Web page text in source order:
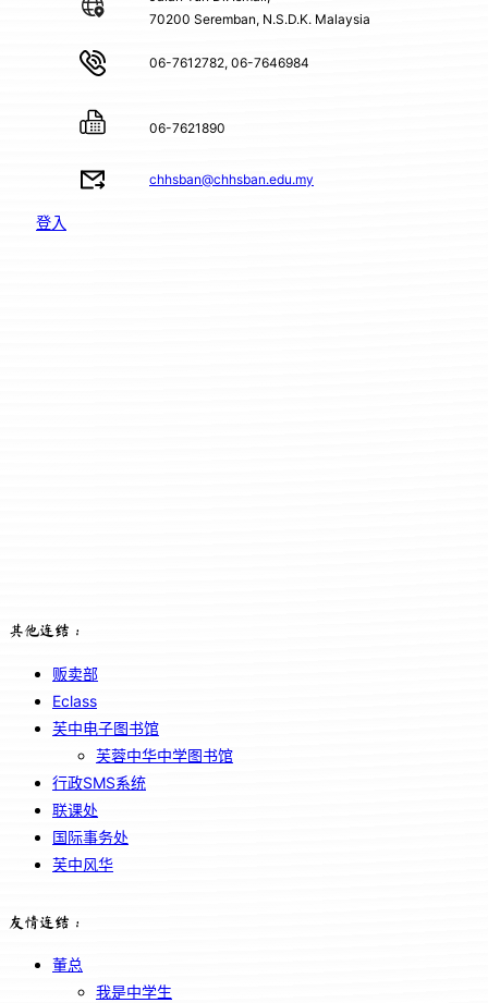
70200 Seremban, N.S.D.K. Malaysia
06-7612782, 06-7646984
06-7621890
chhsban@chhsban.edu.my
登入
其他连结：
贩卖部
Eclass
芙中电子图书馆
芙蓉中华中学图书馆
行政SMS系统
联课处
国际事务处
芙中风华
友情连结：
董总
我是中学生